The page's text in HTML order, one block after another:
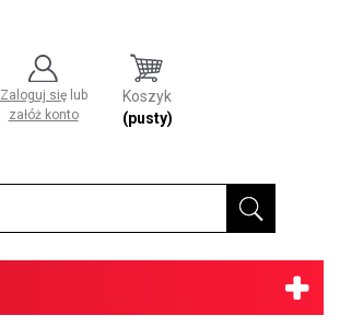
Zaloguj się lub
załóż konto
Koszyk
(pusty)